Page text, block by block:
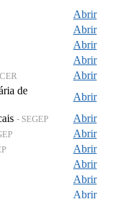
Abrir
Abrir
Abrir
Abrir
Abrir
de
Abrir
- SEGEP
Abrir
Abrir
Abrir
Abrir
Abrir
Abrir